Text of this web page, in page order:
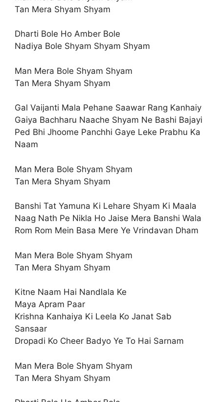
Tan Mera Shyam Shyam
Dharti Bole Ho Amber Bole
Nadiya Bole Shyam Shyam Shyam
Man Mera Bole Shyam Shyam
Tan Mera Shyam Shyam
Gal Vaijanti Mala Pehane Saawar Rang Kanhaiy
Gaiya Bachharu Naache Shyam Ne Bashi Bajayi
Ped Bhi Jhoome Panchhi Gaye Leke Prabhu Ka
Naam
Man Mera Bole Shyam Shyam
Tan Mera Shyam Shyam
Banshi Tat Yamuna Ki Lehare Shyam Ki Maala
Naag Nath Pe Nikla Ho Jaise Mera Banshi Wala
Rom Rom Mein Basa Mere Ye Vrindavan Dham
Man Mera Bole Shyam Shyam
Tan Mera Shyam Shyam
Kitne Naam Hai Nandlala Ke
Maya Apram Paar
Krishna Kanhaiya Ki Leela Ko Janat Sab
Sansaar
Dropadi Ko Cheer Badyo Ye To Hai Sarnam
Man Mera Bole Shyam Shyam
Tan Mera Shyam Shyam